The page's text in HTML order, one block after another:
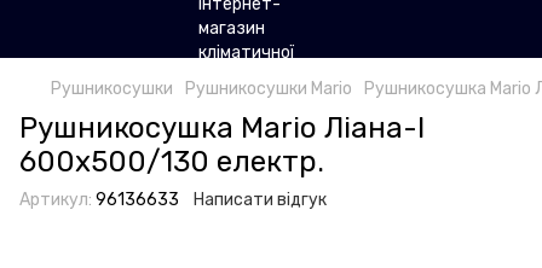
Рушникосушки Рушникосушки Mario Рушникосушка Mario
Рушникосушка Mario Ліана-І
600х500/130 електр.
Артикул: 96136633 Написати відгук